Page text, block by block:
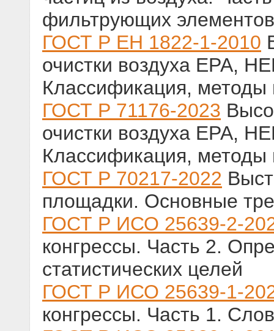
фильтрующих элементов
ГОСТ Р ЕН 1822-1-2010
очистки воздуха ЕРА,
Классификация, методы
ГОСТ Р 71176-2023
очистки воздуха ЕРА,
Классификация, методы
ГОСТ Р 70217-2022
площадки. Основные
ГОСТ Р ИСО 25639-2-
конгрессы. Часть 2.
статистических целей
ГОСТ Р ИСО 25639-1-
конгрессы. Часть 1.